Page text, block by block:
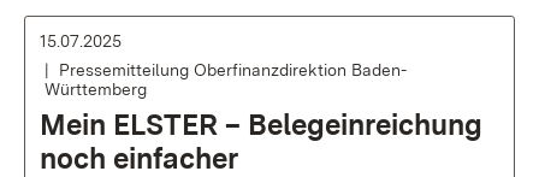
15.07.2025
Pressemitteilung Oberfinanzdirektion Baden-
Württemberg
Mein ELSTER – Belegeinreichung
noch einfacher